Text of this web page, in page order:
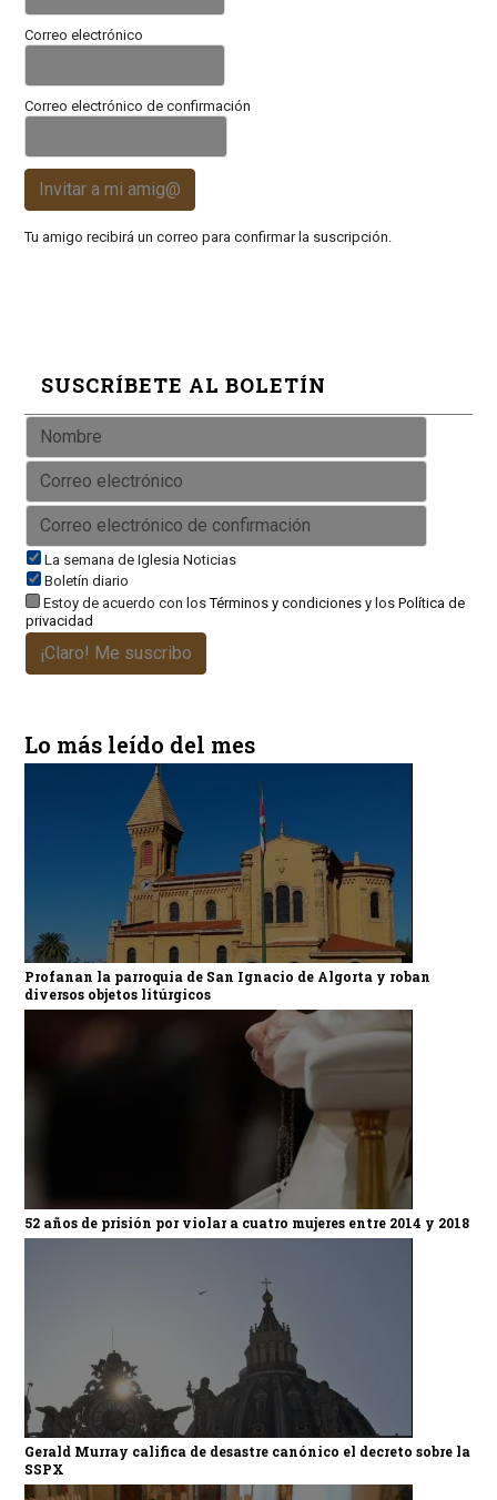
Correo electrónico
Correo electrónico de confirmación
Invitar a mi amig@
Tu amigo recibirá un correo para confirmar la suscripción.
SUSCRÍBETE AL BOLETÍN
La semana de Iglesia Noticias
Boletín diario
Estoy de acuerdo con losTérminos y condicionesy los Política de
privacidad
¡Claro! Me suscribo
Lo más leído del mes
Profanan la parroquia de San Ignacio de Algorta y roban
diversos objetos litúrgicos
52 años de prisión por violar a cuatro mujeres entre 2014 y 2018
Gerald Murray califica de desastre canónico el decreto sobre la
SSPX